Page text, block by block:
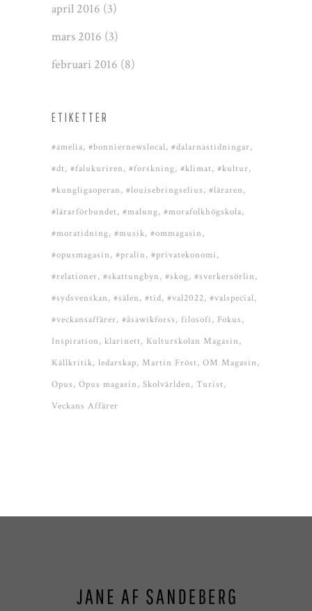
april 2016 (3)
mars 2016 (3)
februari 2016 (8)
ETIKETTER
#amelia #bonniernewslocal #dalarnastidningar
#dt #falukuriren #forskning #klimat #kultur
#kungligaoperan #louisebringselius #läraren
#lärarförbundet #malung #morafolkhögskola
#moratidning #musik #ommagasin
#opusmagasin #pralin #privatekonomi
#relationer #skattungbyn #skog #sverkersörlin
#sydsvenskan #sälen #tid #val2022 #valspecial
#veckansaffärer #åsawikforss filosofi
Fokus
Inspiration klarinett Kulturskolan Magasin
Källkritik ledarskap Martin Fröst OM Magasin
Opus Opus magasin Skolvärlden Turist
Veckans Affärer